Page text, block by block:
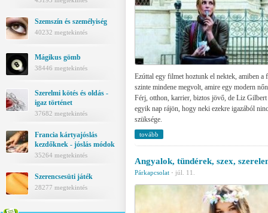
Szemszín és személyiség
40232 megtekintés
Mágikus gömb
38446 megtekintés
Szerelmi kötés és oldás -
igaz történet
37682 megtekintés
Francia kártyajóslás
kezdőknek - jóslás módok
35264 megtekintés
Szerencsesüti játék
28277 megtekintés
Ezúttal egy filmet hoztunk el nektek, amiben a
szinte mindene megvolt, amire egy modern
Férj, otthon, karrier, biztos jövő, de Liz
egyik nap rájön, hogy neki ezekre igazából
szüksége.
tovább
Angyalok, tündérek, szex,
Párkapcsolat · júl. 11.